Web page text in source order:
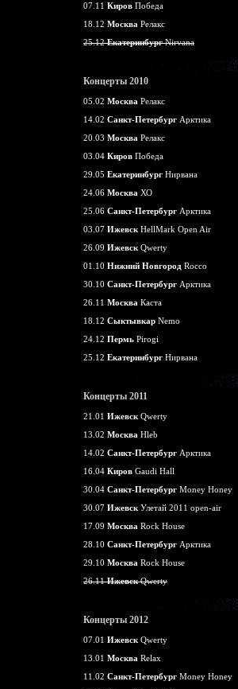
07.11 Киров Победа
18.12 Москва Релакс
25.12ЕкатеринбургNirvana
Концерты 2010
05.02 Москва Релакс
14.02 Санкт-Петербург Арктика
20.03 Москва Релакс
03.04 Киров Победа
29.05 Екатеринбург Нирвана
24.06 Москва ХО
25.06 Санкт-Петербург Арктика
03.07 Ижевск HellMark Open Air
26.09 Ижевск Qwerty
01.10 Нижний Новгород Rocco
30.10 Санкт-Петербург Арктика
26.11 Москва Каста
18.12 Сыктывкар Nemo
24.12 Пермь Pirogi
25.12 Екатеринбург Нирвана
Концерты 2011
21.01 Ижевск Qwerty
13.02 Москва Hleb
14.02 Санкт-Петербург Арктика
16.04 Киров Gaudi Hall
30.04 Санкт-Петербург Money Honey
30.07 Ижевск Улетай 2011 open-air
17.09 Москва Rock House
28.10 Санкт-Петербург Арктика
29.10 Москва Rock House
26.11ИжевскQwerty
Концерты 2012
07.01 Ижевск Qwerty
13.01 Москва Relax
11.02 Санкт-Петербург Money Honey